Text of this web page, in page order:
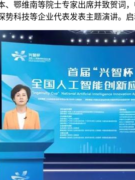
、鄂维南等院士专家出席并致贺词
势科技等企业代表发表主题演讲。